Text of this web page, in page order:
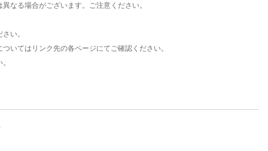
なる場合がございます。ご注意ください。
い。
いてはリンク先の各ページにてご確認ください。